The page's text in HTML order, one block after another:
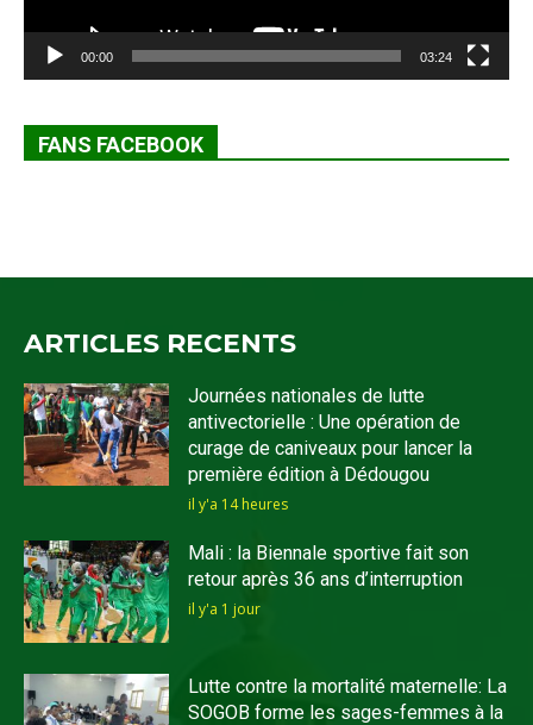
00:00 03:24
FANS FACEBOOK
ARTICLES RECENTS
Journées nationales de lutte
antivectorielle : Une opération de
curage de caniveaux pour lancer la
première édition à Dédougou
il y'a 14 heures
Mali : la Biennale sportive fait son
retour après 36 ans d’interruption
il y'a 1 jour
Lutte contre la mortalité maternelle: La
SOGOB forme les sages-femmes à la